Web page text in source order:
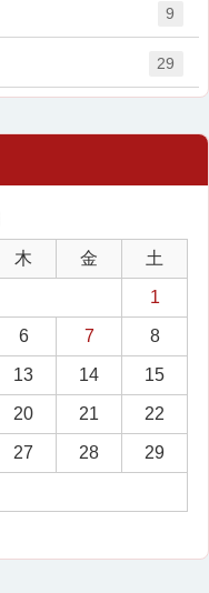
9
29
木 金 土
1
6 7 8
13 14 15
20 21 22
27 28 29